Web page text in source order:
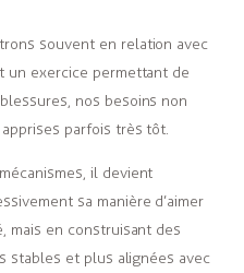
souvent en relation avec
un exercice permettant de
nos besoins non
parfois très tôt.
il devient
sa manière d’aimer
mais en construisant des
stables et plus alignées avec